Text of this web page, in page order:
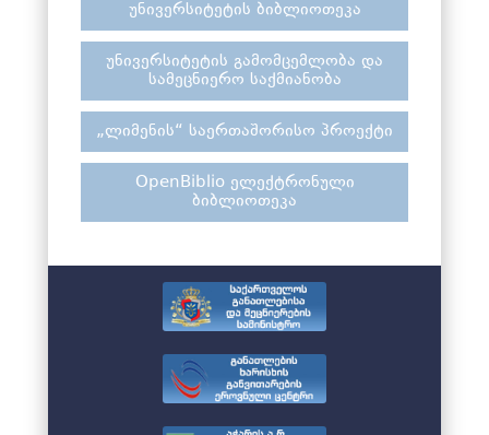
უნივერსიტეტის ბიბლიოთეკა
უნივერსიტეტის გამომცემლობა და
სამეცნიერო საქმიანობა
„ლიმენის“ საერთაშორისო პროექტი
OpenBiblio ელექტრონული
ბიბლიოთეკა